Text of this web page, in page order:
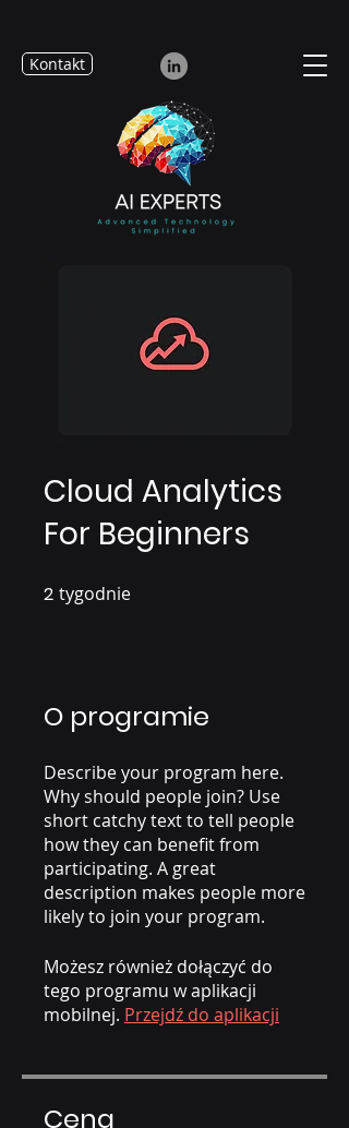
Kontakt
Cloud Analytics
For Beginners
2 tygodnie
O programie
Describe your program here.
Why should people join? Use
short catchy text to tell people
how they can benefit from
participating. A great
description makes people more
likely to join your program.
Możesz również dołączyć do
tego programu w aplikacji
mobilnej. Przejdź do aplikacji
Cena